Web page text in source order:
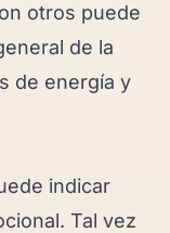
otros puede
de la
de energía y
indicar
Tal vez